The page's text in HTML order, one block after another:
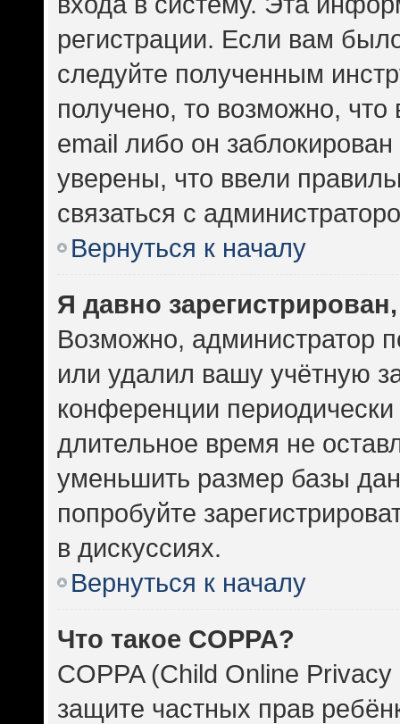
регистрации. Если вам
следуйте полученным
получено, то возможно,
email либо он
уверены, что ввели
связаться с
Вернуться к началу
Я давно
Возможно, администратор
или удалил вашу учётную
конференции
длительное время не
уменьшить размер базы
попробуйте
в дискуссиях.
Вернуться к началу
Что такое COPPA?
COPPA (Child Online
защите частных прав